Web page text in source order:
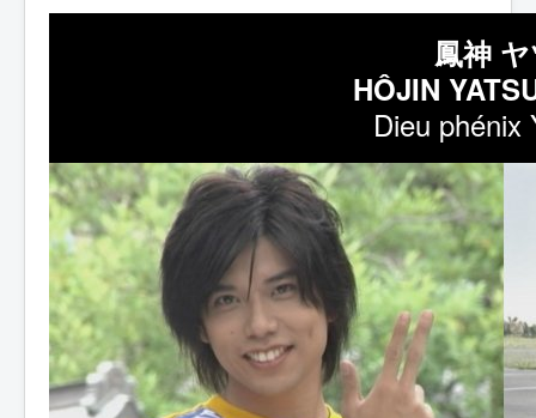
Films
Lexique
鳳神
HÔJIN
Dieu phénix